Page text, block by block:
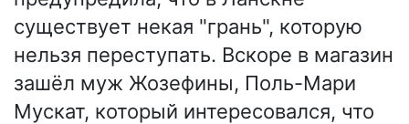
существует некая "грань", которую
нельзя переступать. Вскоре в магазин
зашёл муж Жозефины, Поль-Мари
Мускат, который интересовался, что